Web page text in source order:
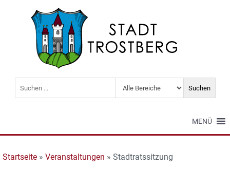
MENÜ
Startseite » Veranstaltungen » Stadtratssitzung